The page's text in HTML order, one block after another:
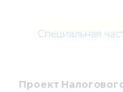
Специальная
Проект